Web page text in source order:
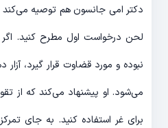
دکتر امی جانسون هم توصیه
لحن درخواست اول مطرح کنید.
نبوده و مورد قضاوت قرار گیرد،
می‌شود. او پیشنهاد می‌کند که از
برای غر استفاده کنید. به جای